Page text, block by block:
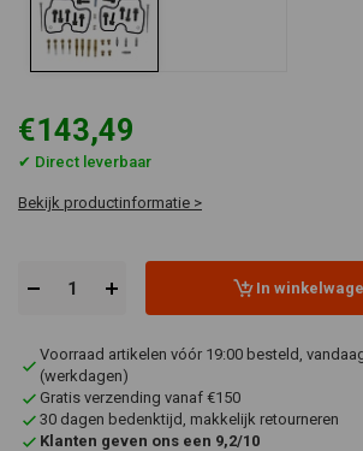
€143,49
✔ Direct leverbaar
Bekijk productinformatie >
In
Voorraad artikelen vóór 19:00 besteld,
(werkdagen)
Gratis verzending vanaf €150
30 dagen bedenktijd, makkelijk retourneren
Klanten geven ons een 9,2/10